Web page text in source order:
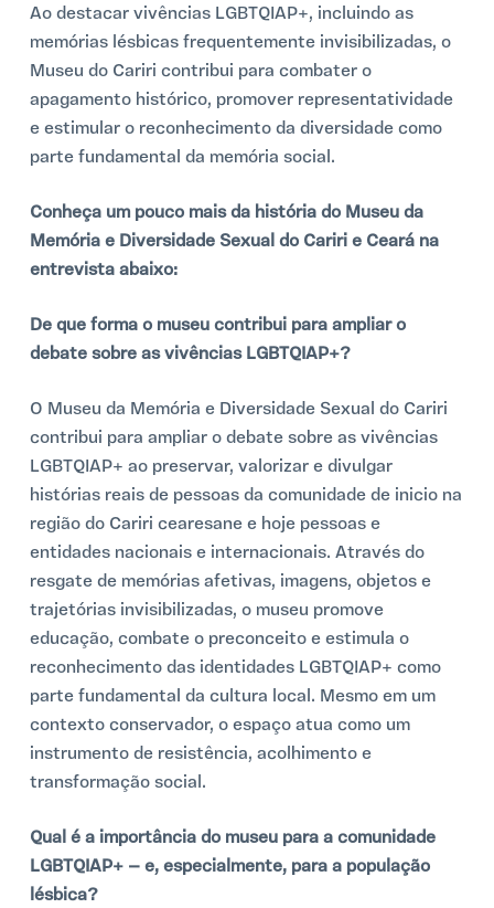
Ao destacar vivências LGBTQIAP+, incluindo as
memórias lésbicas frequentemente invisibilizadas, o
Museu do Cariri contribui para combater o
apagamento histórico, promover representatividade
e estimular o reconhecimento da diversidade como
parte fundamental da memória social.
Conheça um pouco mais da história do Museu da
Memória e Diversidade Sexual do Cariri e Ceará na
entrevista abaixo:
De que forma o museu contribui para ampliar o
debate sobre as vivências LGBTQIAP+?
O Museu da Memória e Diversidade Sexual do Cariri
contribui para ampliar o debate sobre as vivências
LGBTQIAP+ ao preservar, valorizar e divulgar
histórias reais de pessoas da comunidade de inicio na
região do Cariri cearesane e hoje pessoas e
entidades nacionais e internacionais. Através do
resgate de memórias afetivas, imagens, objetos e
trajetórias invisibilizadas, o museu promove
educação, combate o preconceito e estimula o
reconhecimento das identidades LGBTQIAP+ como
parte fundamental da cultura local. Mesmo em um
contexto conservador, o espaço atua como um
instrumento de resistência, acolhimento e
transformação social.
Qual é a importância do museu para a comunidade
LGBTQIAP+ — e, especialmente, para a população
lésbica?